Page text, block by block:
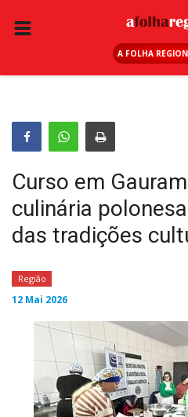
A FOLHA
ANUNCIE AQUI
ESPORTE
REGIÃO
SAÚDE
EDUCAÇÃO
SEGURANÇA
GERAL
EDITAIS
CONTATO
Curso em
culinária
das tradições
Região
12 Mai 2026